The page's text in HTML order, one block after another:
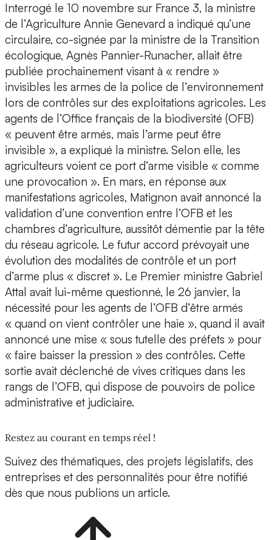
Interrogé le 10 novembre sur France 3, la ministre
de l’Agriculture Annie Genevard a indiqué qu’une
circulaire, co-signée par la ministre de la Transition
écologique, Agnès Pannier-Runacher, allait être
publiée prochainement visant à « rendre »
invisibles les armes de la police de l’environnement
lors de contrôles sur des exploitations agricoles. Les
agents de l’Office français de la biodiversité (OFB)
« peuvent être armés, mais l’arme peut être
invisible », a expliqué la ministre. Selon elle, les
agriculteurs voient ce port d’arme visible « comme
une provocation ». En mars, en réponse aux
manifestations agricoles, Matignon avait annoncé la
validation d’une convention entre l’OFB et les
chambres d’agriculture, aussitôt démentie par la tête
du réseau agricole. Le futur accord prévoyait une
évolution des modalités de contrôle et un port
d’arme plus « discret ». Le Premier ministre Gabriel
Attal avait lui-même questionné, le 26 janvier, la
nécessité pour les agents de l’OFB d’être armés
« quand on vient contrôler une haie », quand il avait
annoncé une mise « sous tutelle des préfets » pour
« faire baisser la pression » des contrôles. Cette
sortie avait déclenché de vives critiques dans les
rangs de l’OFB, qui dispose de pouvoirs de police
administrative et judiciaire.
Restez au courant en temps réel !
Suivez des thématiques, des projets législatifs, des
entreprises et des personnalités pour être notifié
dès que nous publions un article.